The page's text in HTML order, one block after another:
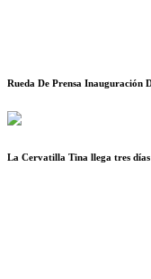
Rueda De Prensa Inauguración
La Cervatilla Tina llega tres días